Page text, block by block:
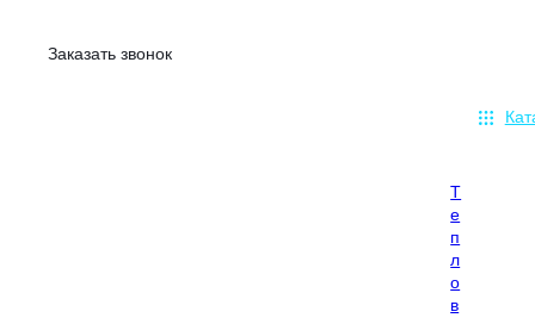
Заказать звонок
Т
е
п
л
о
в